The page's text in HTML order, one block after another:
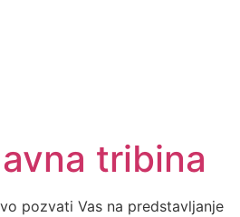
tribina
pozvati Vas na predstavljanje